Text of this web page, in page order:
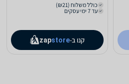
כולל משלוח (₪21)
עד 7 ימי עסקים
קנו ב- zapstore